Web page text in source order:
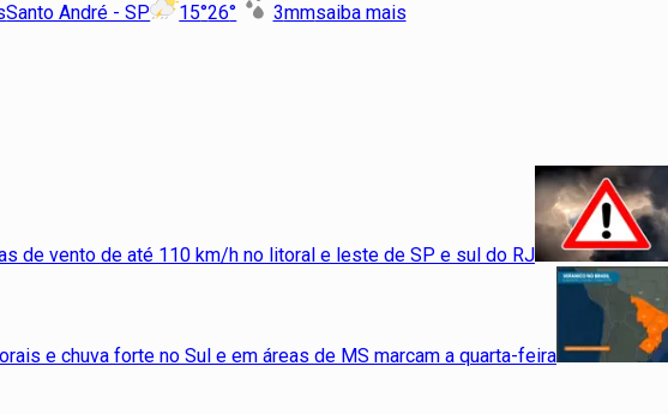
Santo André - SP 15°26° 3mmsaiba mais
de vento de até 110 km/h no litoral e leste de SP e sul do RJ
e chuva forte no Sul e em áreas de MS marcam a quarta-feira